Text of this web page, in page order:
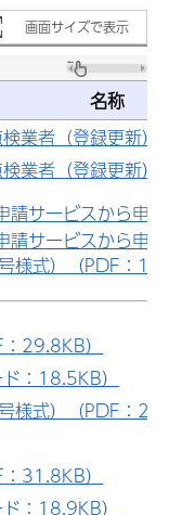
画面サイズで表示
名称
業者（登録更新
業者（登録更新
請サービスから申
請サービスから申
様式）（PDF：
29.8KB）
：18.5KB）
様式）（PDF：
31.8KB）
：18.9KB）